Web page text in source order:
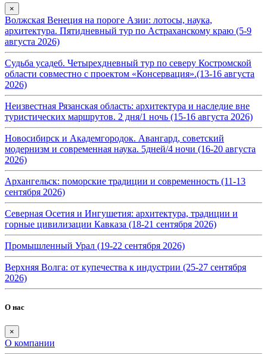
×
Волжская Венеция на пороге Азии: лотосы, наука,
архитектура. Пятидневный тур по Астраханскому краю (5-9
августа 2026)
Судьба усадеб. Четырехдневный тур по северу Костромской
области совместно с проектом «Консервация».(13-16 августа
2026)
Неизвестная Рязанская область: архитектура и наследие вне
туристических маршрутов. 2 дня/1 ночь (15-16 августа 2026)
Новосибирск и Академгородок. Авангард, советский
модернизм и современная наука. 5дней/4 ночи (16-20 августа
2026)
Архангельск: поморские традиции и современность (11-13
сентября 2026)
Северная Осетия и Ингушетия: архитектура, традиции и
горные цивилизации Кавказа (18-21 сентября 2026)
Промышленный Урал (19-22 сентября 2026)
Верхняя Волга: от купечества к индустрии (25-27 сентября
2026)
О нас
×
О компании